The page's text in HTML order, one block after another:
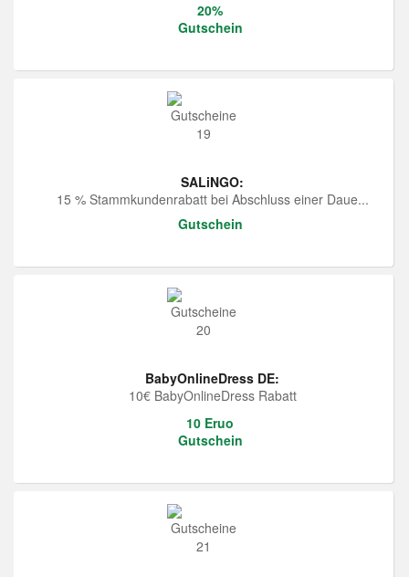
20%
Gutschein
SALiNGO:
15 % Stammkundenrabatt bei Abschluss einer Daue...
Gutschein
BabyOnlineDress DE:
10€ BabyOnlineDress Rabatt
10 Eruo
Gutschein